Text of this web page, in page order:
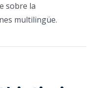
sobre la
multilingüe.